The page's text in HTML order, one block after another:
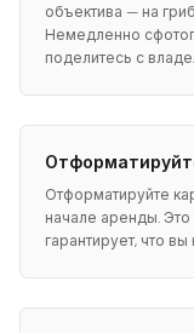
объектива — на
Немедленно
поделитесь с
Отформатируйте
начале аренды.
гарантирует, что